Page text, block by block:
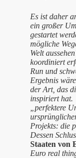
Es ist daher
ein großer
gestartet
mögliche
Welt
koordiniert
Run und
Ergebnis
der Art, das
inspiriert hat.
„perfektere
Projekts: die
Dessen
Staaten von
Euro real